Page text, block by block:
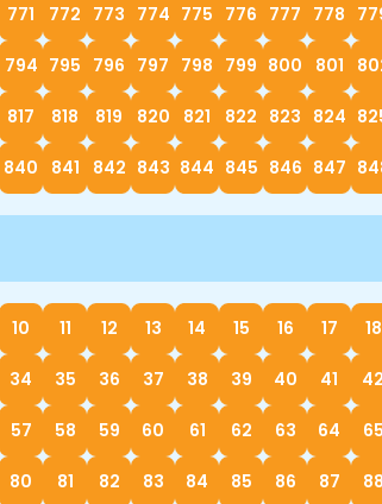
771 772 773 774 775 776 777 778
794 795 796 797 798 799 800 801
817 818 819 820 821 822 823 824
840 841 842 843 844 845 846 847
10 11 12 13 14 15 16 17 18
34 35 36 37 38 39 40 41 42
57 58 59 60 61 62 63 64 65
80 81 82 83 84 85 86 87 88